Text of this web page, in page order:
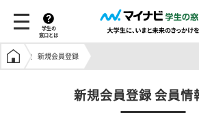
学生の
窓口とは
学生の窓口トップ
新規会員登録
新規会員登録 会員情